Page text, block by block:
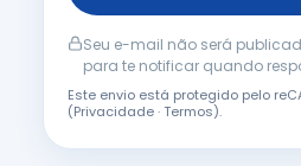
Seu e-mail não será
para te notificar quando
Este envio está protegido pelo
(Privacidade·Termos).